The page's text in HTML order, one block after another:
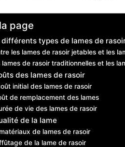
page
types de lames de
les lames de rasoir jetables et les
lames de rasoir traditionnelles et les
des lames de rasoir
initial des lames de rasoir
de remplacement des lames
de vie des lames de rasoir
de la lame
de lames de rasoir
de la lame de rasoir